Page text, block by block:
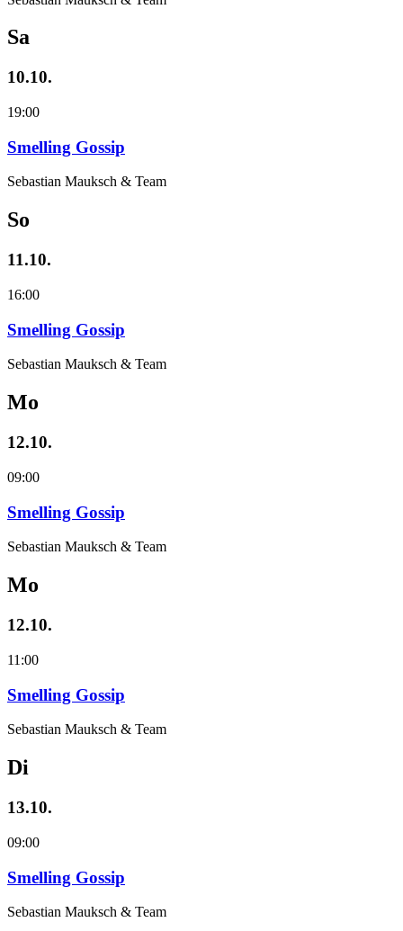
Sa
10.10.
19:00
Smelling Gossip
Sebastian Mauksch & Team
So
11.10.
16:00
Smelling Gossip
Sebastian Mauksch & Team
Mo
12.10.
09:00
Smelling Gossip
Sebastian Mauksch & Team
Mo
12.10.
11:00
Smelling Gossip
Sebastian Mauksch & Team
Di
13.10.
09:00
Smelling Gossip
Sebastian Mauksch & Team